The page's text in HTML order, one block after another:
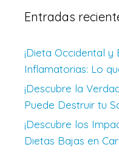
Entradas
¡Dieta Occidental y
Inflamatorias: Lo
¡Descubre la
Puede Destruir tu
¡Descubre los
Dietas Bajas en